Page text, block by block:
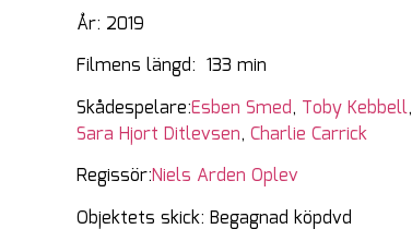
År: 2019
Filmens längd: 133 min
Skådespelare:Esben Smed, Toby Kebbell,
Sara Hjort Ditlevsen, Charlie Carrick
Regissör:Niels Arden Oplev
Objektets skick: Begagnad köpdvd